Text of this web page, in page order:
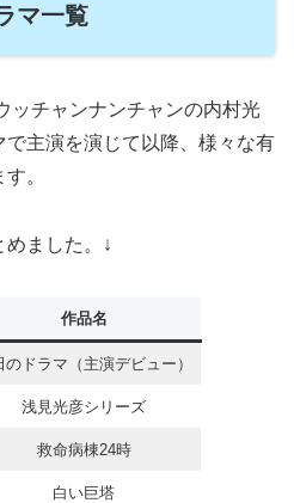
マ一覧
ッチャンナンチャンの内村光
主演を演じて以降、様々な有
。
ました。↓
作品名
のドラマ（主演デビュー）
浅見光彦シリーズ
救命病棟24時
白い巨塔